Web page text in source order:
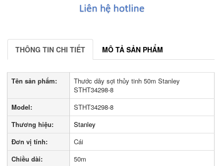
THÔNG TIN CHI TIẾT MÔ TẢ SẢN PHẨM
Tên sản phẩm:
Thước dây sợi thủy tinh 50m Stanley
STHT34298-8
Model:
STHT34298-8
Thương hiệu:
Stanley
Đơn vị tính:
Cái
Chiều dài:
50m